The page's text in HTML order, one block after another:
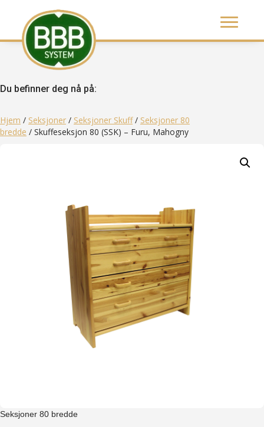
Du befinner deg nå på:
Hjem / Seksjoner / Seksjoner Skuff/ Seksjoner 80
bredde / Skuffeseksjon 80 (SSK) – Furu, Mahogny
Seksjoner 80 bredde